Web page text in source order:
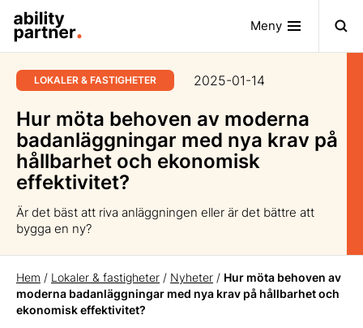
Meny
LOKALER & FASTIGHETER 2025-01-14
Hur möta behoven av moderna
badanläggningar med nya krav på
hållbarhet och ekonomisk
effektivitet?
Är det bäst att riva anläggningen eller är det bättre att
bygga en ny?
Hem / Lokaler & fastigheter / Nyheter / Hur möta behoven av
moderna badanläggningar med nya krav på hållbarhet och
ekonomisk effektivitet?